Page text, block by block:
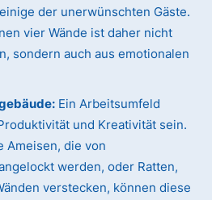
der unerwünschten Gäste.
vier Wände ist daher nicht
sondern auch aus emotionalen
Ein Arbeitsumfeld
und Kreativität sein.
Ameisen, die von
werden, oder Ratten,
verstecken, können diese